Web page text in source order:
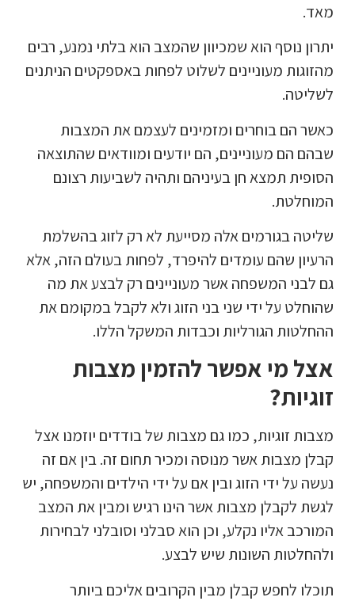
מאד.
יתרון נוסף הוא שמכיוון שהמצב הוא בלתי נמנע, רבים
מהזוגות מעוניינים לשלוט לפחות באספקטים הניתנים
לשליטה.
כאשר הם בוחרים ומזמינים לעצמם את המצבות
שבהם הם מעוניינים, הם יודעים ומוודאים שהתוצאה
הסופית תמצא חן בעיניהם ותהיה לשביעות רצונם
המוחלטת.
שליטה בגורמים אלה מסייעת לא רק לזוג בהשלמת
הרעיון שהם עומדים להיפרד, לפחות בעולם הזה, אלא
גם לבני המשפחה אשר מעוניינים רק לבצע את מה
שהוחלט על ידי שני בני הזוג ולא לקבל במקומם את
ההחלטות הגורליות וכבדות המשקל הללו.
אצל מי אפשר להזמין מצבות
זוגיות?
מצבות זוגיות, כמו גם מצבות של בודדים יוזמנו אצל
קבלן מצבות אשר מנוסה ומכיר תחום זה. בין אם זה
נעשה על ידי הזוג ובין אם על ידי הילדים והמשפחה, יש
לגשת לקבלן מצבות אשר הינו רגיש ומבין את המצב
המורכב אליו נקלע, וכן הוא סבלני וסובלני לבחירות
ולהחלטות השונות שיש לבצע.
תוכלו לחפש קבלן מבין הקרובים אליכם ביותר